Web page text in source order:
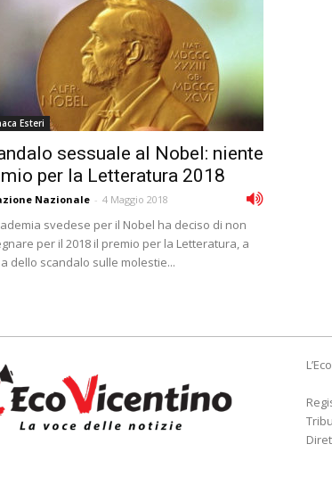
Esteri
sessuale al Nobel: niente
per la Letteratura 2018
Nazionale - 4 Maggio 2018
svedese per il Nobel ha deciso di non
per il 2018 il premio per la Letteratura, a
dello scandalo sulle molestie...